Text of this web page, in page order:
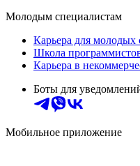
Молодым специалистам
Карьера для молодых
Школа
Карьера в
Боты для
Мобильное приложение